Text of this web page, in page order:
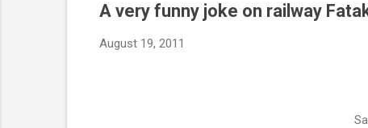
A very funny joke on railway
August 19, 2011